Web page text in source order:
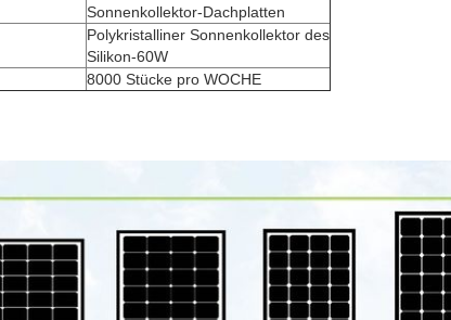
Sonnenkollektor-Dachplatten
Polykristalliner Sonnenkollektor des
Silikon-60W
8000 Stücke pro WOCHE